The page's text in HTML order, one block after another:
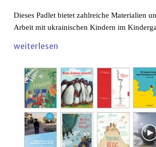
Dieses Padlet bietet zahlreiche Materialien
Arbeit mit ukrainischen Kindern im
weiterlesen